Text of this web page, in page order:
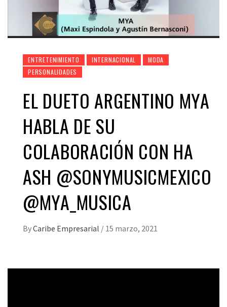
ENTRETENIMIENTO INTERNACIONAL
MODA
PERSONALIDADES
EL DUETO ARGENTINO MYA
HABLA DE SU
COLABORACIÓN CON HA
ASH @SONYMUSICMEXICO
@MYA_MUSICA
ByCaribe Empresarial / 15 marzo, 2021